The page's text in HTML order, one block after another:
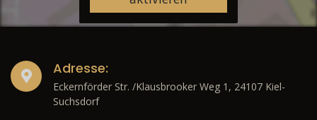
Adresse:
Eckernförder Str. /Klausbrooker Weg 1, 24107 Kiel-
Suchsdorf